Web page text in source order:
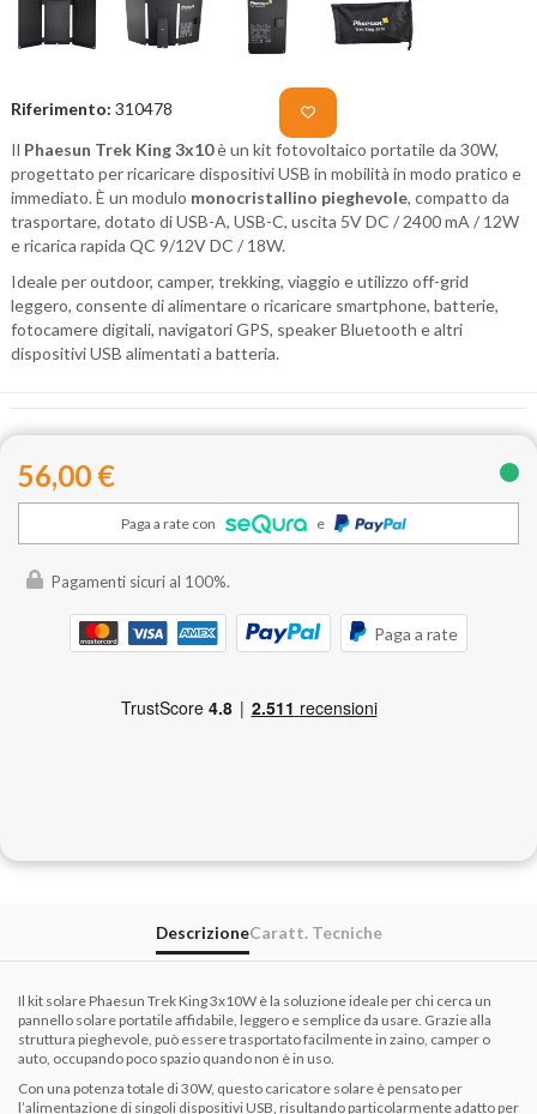
Riferimento: 310478
Il Phaesun Trek King 3x10è un kit fotovoltaico portatile da 30W,
progettato per ricaricare dispositivi USB in mobilità in modo pratico e
immediato. È un modulo monocristallino pieghevole, compatto da
trasportare, dotato di USB-A, USB-C, uscita 5V DC / 2400 mA / 12W
e ricarica rapida QC 9/12V DC / 18W.
Ideale per outdoor, camper, trekking, viaggio e utilizzo off-grid
leggero, consente di alimentare o ricaricare smartphone, batterie,
fotocamere digitali, navigatori GPS, speaker Bluetooth e altri
dispositivi USB alimentati a batteria.
56,00 €
Paga a rate con e
Pagamenti sicuri al 100%.
Paga a rate
DescrizioneCaratt. Tecniche
Il kit solare Phaesun Trek King 3x10W è la soluzione ideale per chi cerca un
pannello solare portatile affidabile, leggero e semplice da usare. Grazie alla
struttura pieghevole, può essere trasportato facilmente in zaino, camper o
auto, occupando poco spazio quando non è in uso.
Con una potenza totale di 30W, questo caricatore solare è pensato per
l’alimentazione di singoli dispositivi USB, risultando particolarmente adatto per